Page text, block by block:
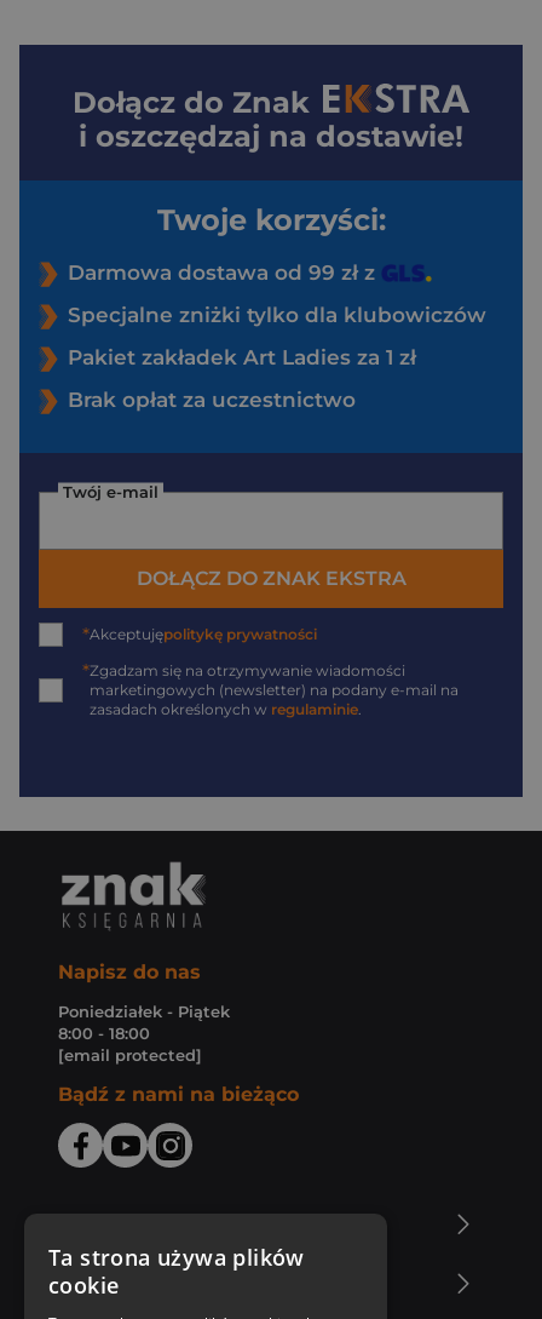
Dołącz do Znak
i oszczędzaj na dostawie!
Twoje korzyści:
Darmowa dostawa od 99 zł z
Specjalne zniżki tylko dla klubowiczów
Pakiet zakładek Art Ladies za 1 zł
Brak opłat za uczestnictwo
Twój e-mail
DOŁĄCZ DO ZNAK EKSTRA
*Akceptujępolitykę prywatności
*Zgadzam się na otrzymywanie wiadomości
marketingowych (newsletter) na podany e-mail na
zasadach określonych w regulaminie
Napisz do nas
Poniedziałek - Piątek
8:00 - 18:00
[email protected]
Bądź z nami na bieżąco
Zakupy u nas
Ta strona używa plików
cookie